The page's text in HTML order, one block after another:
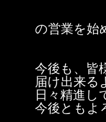
の営業を始
今後も、皆
届け出来る
日々精進し
今後ともよ